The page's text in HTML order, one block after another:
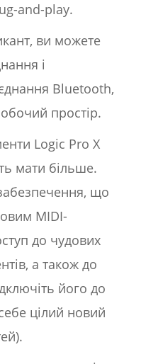
and-play.
ви можете
і
Bluetooth,
простір.
Logic Pro X
мати більше.
що
MIDI-
до чудових
а також до
його до
цілий новий